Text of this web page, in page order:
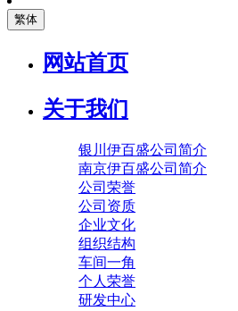
繁体
网站首页
关于我们
银川伊百盛公司简介
南京伊百盛公司简介
公司荣誉
公司资质
企业文化
组织结构
车间一角
个人荣誉
研发中心